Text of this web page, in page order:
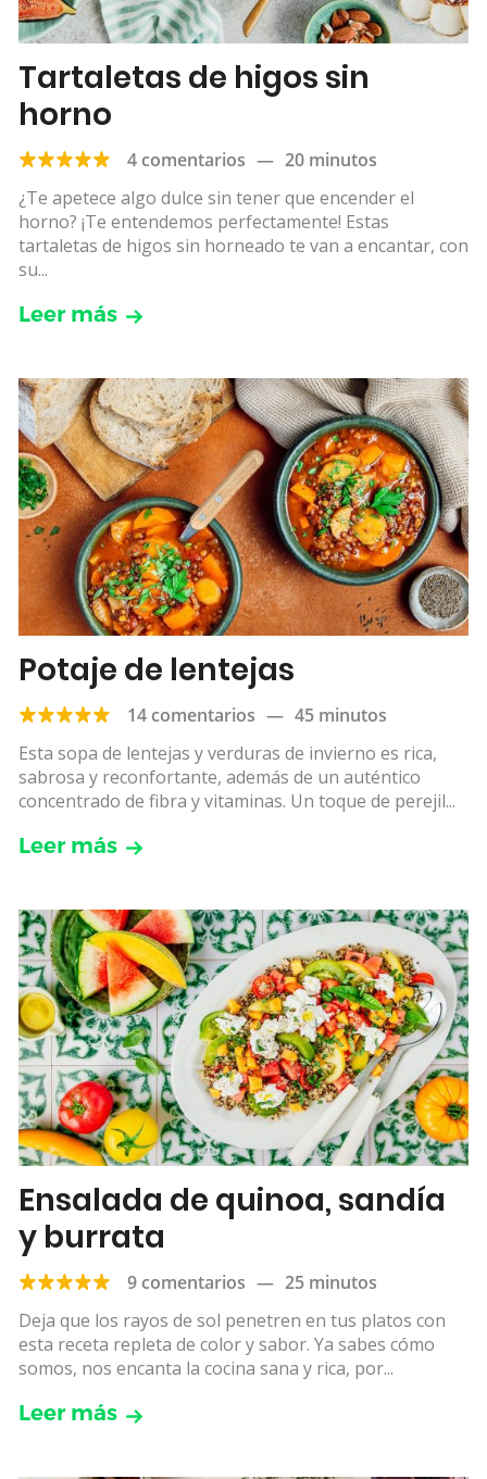
Tartaletas de higos sin
horno
4 comentarios — 20 minutos
¿Te apetece algo dulce sin tener que encender el
horno? ¡Te entendemos perfectamente! Estas
tartaletas de higos sin horneado te van a encantar, con
su...
Leer más
Potaje de lentejas
14 comentarios — 45 minutos
Esta sopa de lentejas y verduras de invierno es rica,
sabrosa y reconfortante, además de un auténtico
concentrado de fibra y vitaminas. Un toque de perejil...
Leer más
Ensalada de quinoa, sandía
y burrata
9 comentarios — 25 minutos
Deja que los rayos de sol penetren en tus platos con
esta receta repleta de color y sabor. Ya sabes cómo
somos, nos encanta la cocina sana y rica, por...
Leer más